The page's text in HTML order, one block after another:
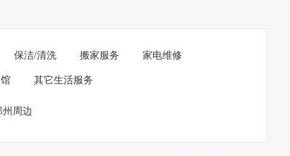
保洁/清洗 搬家服务 家电维修
其它生活服务
州周边